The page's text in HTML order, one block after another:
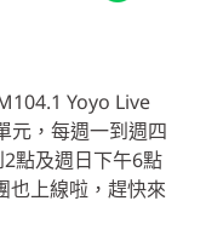
Yoyo Live
元，每週一到週四
點及週日下午6點
也上線啦，趕快來